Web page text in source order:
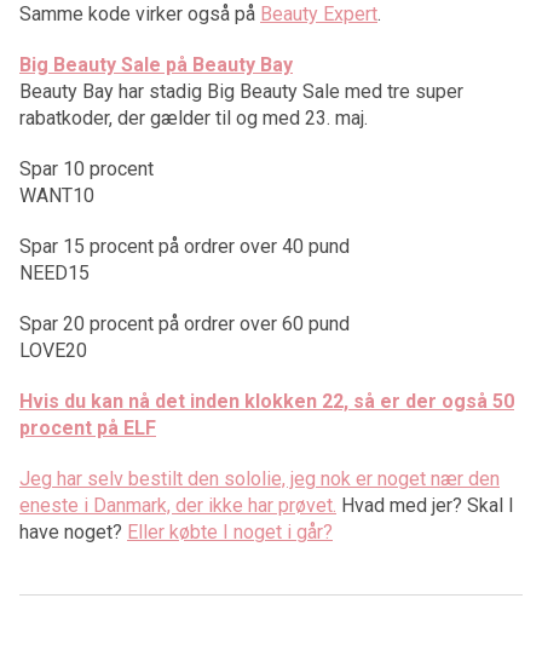
Samme kode virker også på Beauty Expert.
Big Beauty Sale på Beauty Bay
Beauty Bay har stadig Big Beauty Sale med tre super
rabatkoder, der gælder til og med 23. maj.
Spar 10 procent
WANT10
Spar 15 procent på ordrer over 40 pund
NEED15
Spar 20 procent på ordrer over 60 pund
LOVE20
Hvis du kan nå det inden klokken 22, så er der også 50
procent på ELF
Jeg har selv bestilt den sololie, jeg nok er noget nær den
eneste i Danmark, der ikke har prøvet. Hvad med jer? Skal I
have noget? Eller købte I noget i går?